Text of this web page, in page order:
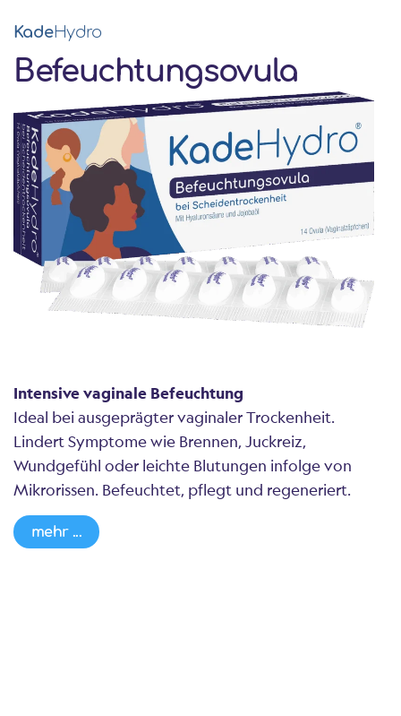
KadeHydro
Befeuchtungsovula
Intensive vaginale Befeuchtung
Ideal bei ausgeprägter vaginaler Trockenheit.
Lindert Symptome wie Brennen, Juckreiz,
Wundgefühl oder leichte Blutungen infolge von
Mikrorissen. Befeuchtet, pflegt und regeneriert.
mehr ...